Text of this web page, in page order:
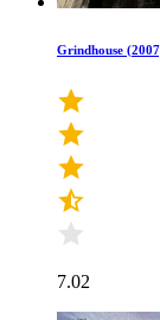
Grindhouse
7.02